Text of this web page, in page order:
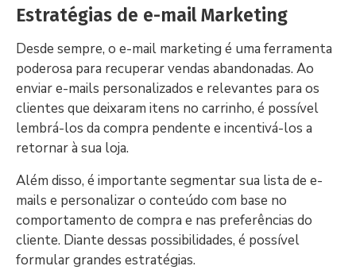
Estratégias de e-mail Marketing
Desde sempre, o e-mail marketing é uma ferramenta
poderosa para recuperar vendas abandonadas. Ao
enviar e-mails personalizados e relevantes para os
clientes que deixaram itens no carrinho, é possível
lembrá-los da compra pendente e incentivá-los a
retornar à sua loja.
Além disso, é importante segmentar sua lista de e-
mails e personalizar o conteúdo com base no
comportamento de compra e nas preferências do
cliente. Diante dessas possibilidades, é possível
formular grandes estratégias.